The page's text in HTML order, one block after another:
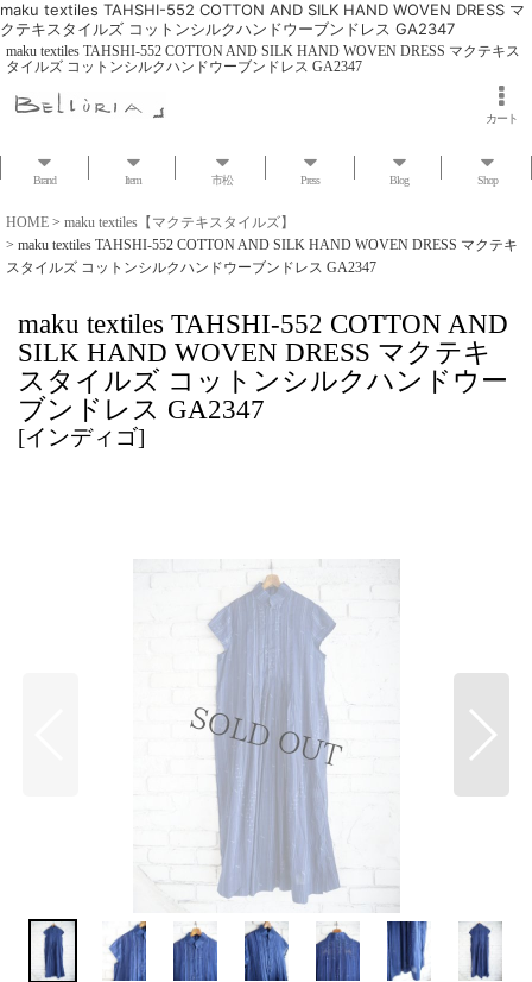
maku textiles TAHSHI-552 COTTON AND SILK HAND WOVEN DRESS マ
クテキスタイルズ コットンシルクハンドウーブンドレス GA2347
maku textiles TAHSHI-552 COTTON AND SILK HAND WOVEN DRESS マクテキス
タイルズ コットンシルクハンドウーブンドレス GA2347
カート
Brand Item 市松 Press Blog Shop
HOME > maku textiles【マクテキスタイルズ】
> maku textiles TAHSHI-552 COTTON AND SILK HAND WOVEN DRESS マクテキ
スタイルズ コットンシルクハンドウーブンドレス GA2347
maku textiles TAHSHI-552 COTTON AND
SILK HAND WOVEN DRESS マクテキ
スタイルズ コットンシルクハンドウー
ブンドレス GA2347
[インディゴ]